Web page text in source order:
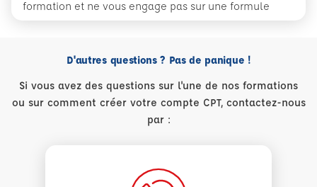
formation et ne vous engage pas sur une formule
D'autres questions ? Pas de panique !
Si vous avez des questions sur l'une de nos formations
ou sur comment créer votre compte CPT, contactez-nous
par :